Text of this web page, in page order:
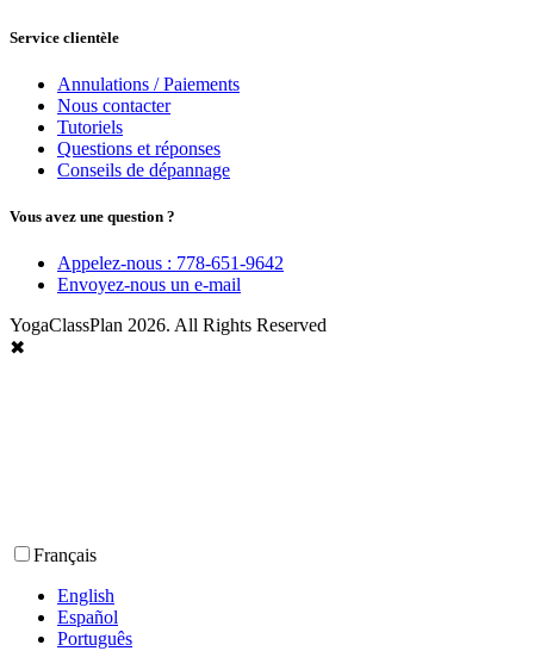
Service clientèle
Annulations / Paiements
Nous contacter
Tutoriels
Questions et réponses
Conseils de dépannage
Vous avez une question ?
Appelez-nous : 778-651-9642
Envoyez-nous un e-mail
YogaClassPlan 2026. All Rights Reserved
✖
Français
English
Español
Português